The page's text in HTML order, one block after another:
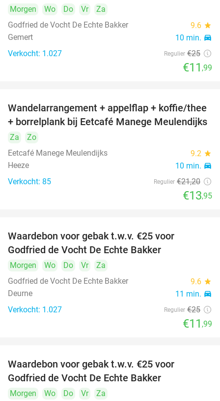
Morgen Wo Do Vr
Za
Godfried de Vocht De Echte Bakker
9.6 star
Gemert 10 min. directions_car
Verkocht: 1.027 Regulier €25
€11 ,99
34%
Wandelarrangement + appelflap + koffie/thee
+ borrelplank bij Eetcafé Manege Meulendijks
Za
Zo
Eetcafé Manege Meulendijks
9.2 star
Heeze 10 min. directions_car
Verkocht: 85 Regulier €21,20
€13,95
Waardebon voor gebak t.w.v. €25 voor
Godfried de Vocht De Echte Bakker
Morgen Wo Do Vr
Za
Godfried de Vocht De Echte Bakker
9.6 star
Deurne 11 min. directions_car
Verkocht: 1.027 Regulier €25
€11 ,99
Waardebon voor gebak t.w.v. €25 voor
Godfried de Vocht De Echte Bakker
Morgen Wo Do Vr
Za